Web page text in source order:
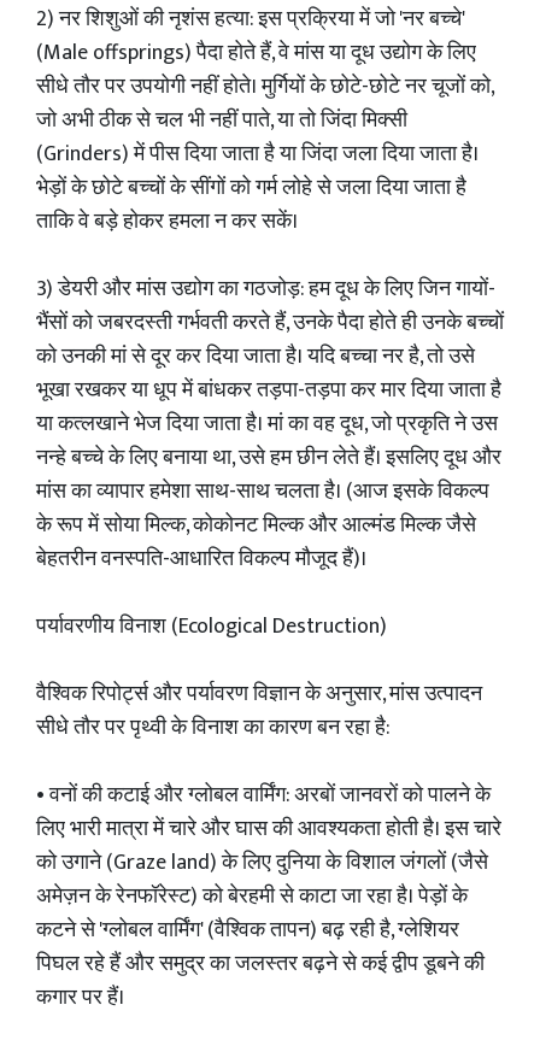
2) नर शिशुओं की नृशंस हत्या: इस प्रक्रिया में जो 'नर बच्चे'
(Male offsprings) पैदा होते हैं, वे मांस या दूध उद्योग के लिए
सीधे तौर पर उपयोगी नहीं होते। मुर्गियों के छोटे-छोटे नर चूजों को,
जो अभी ठीक से चल भी नहीं पाते, या तो जिंदा मिक्सी
(Grinders) में पीस दिया जाता है या जिंदा जला दिया जाता है।
भेड़ों के छोटे बच्चों के सींगों को गर्म लोहे से जला दिया जाता है
ताकि वे बड़े होकर हमला न कर सकें।
3) डेयरी और मांस उद्योग का गठजोड़: हम दूध के लिए जिन गायों-
भैंसों को जबरदस्ती गर्भवती करते हैं, उनके पैदा होते ही उनके बच्चों
को उनकी मां से दूर कर दिया जाता है। यदि बच्चा नर है, तो उसे
भूखा रखकर या धूप में बांधकर तड़पा-तड़पा कर मार दिया जाता है
या कत्लखाने भेज दिया जाता है। मां का वह दूध, जो प्रकृति ने उस
नन्हे बच्चे के लिए बनाया था, उसे हम छीन लेते हैं। इसलिए दूध और
मांस का व्यापार हमेशा साथ-साथ चलता है। (आज इसके विकल्प
के रूप में सोया मिल्क, कोकोनट मिल्क और आल्मंड मिल्क जैसे
बेहतरीन वनस्पति-आधारित विकल्प मौजूद हैं)।
पर्यावरणीय विनाश (Ecological Destruction)
वैश्विक रिपोर्ट्स और पर्यावरण विज्ञान के अनुसार, मांस उत्पादन
सीधे तौर पर पृथ्वी के विनाश का कारण बन रहा है:
• वनों की कटाई और ग्लोबल वार्मिंग: अरबों जानवरों को पालने के
लिए भारी मात्रा में चारे और घास की आवश्यकता होती है। इस चारे
को उगाने (Graze land) के लिए दुनिया के विशाल जंगलों (जैसे
अमेज़न के रेनफॉरेस्ट) को बेरहमी से काटा जा रहा है। पेड़ों के
कटने से 'ग्लोबल वार्मिंग' (वैश्विक तापन) बढ़ रही है, ग्लेशियर
पिघल रहे हैं और समुद्र का जलस्तर बढ़ने से कई द्वीप डूबने की
कगार पर हैं।